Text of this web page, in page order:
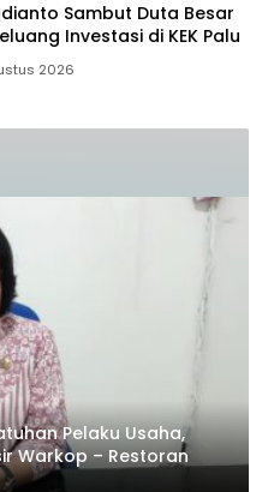
Sambut Duta Besar
Investasi di KEK Palu
2026
Pelaku Usaha,
Warkop – Restoran